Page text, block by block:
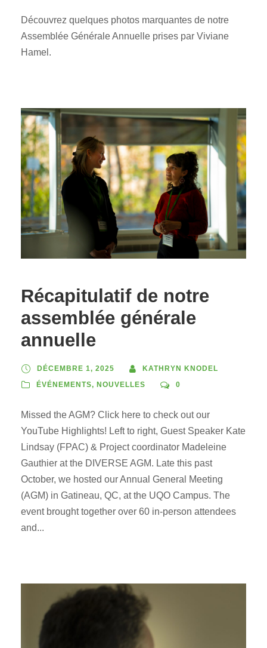
Découvrez quelques photos marquantes de notre
Assemblée Générale Annuelle prises par Viviane
Hamel.
Récapitulatif de notre
assemblée générale
annuelle
DÉCEMBRE 1, 2025
KATHRYN KNODEL
ÉVÉNEMENTS, NOUVELLES 0
Missed the AGM? Click here to check out our
YouTube Highlights! Left to right, Guest Speaker Kate
Lindsay (FPAC) & Project coordinator Madeleine
Gauthier at the DIVERSE AGM. Late this past
October, we hosted our Annual General Meeting
(AGM) in Gatineau, QC, at the UQO Campus. The
event brought together over 60 in-person attendees
and...